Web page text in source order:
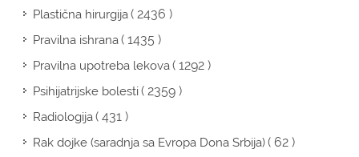
Plastična hirurgija( 2436 )
Pravilna ishrana( 1435 )
Pravilna upotreba lekova( 1292 )
Psihijatrijske bolesti( 2359 )
Radiologija( 431 )
Rak dojke (saradnja sa Evropa Dona Srbija)( 62 )